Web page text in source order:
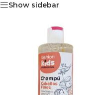
Show sidebar